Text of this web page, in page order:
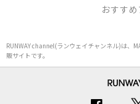
おすす
RUNWAY channel(ランウェイチャンネル)は、
販サイトです。